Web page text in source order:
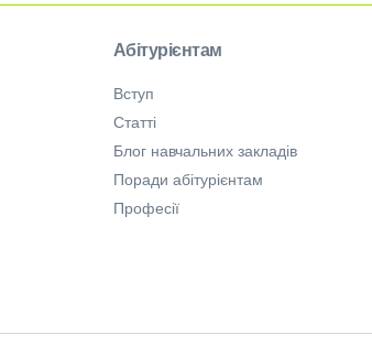
Абітурієнтам
Вступ
Статті
Блог навчальних закладів
Поради абітурієнтам
Професії